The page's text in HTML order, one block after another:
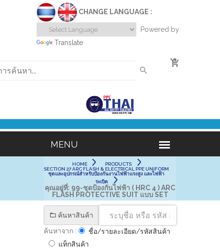
CHANGE LANGUAGE :
Powered by
Translate
0
HOME
PRODUCTS
SECTION 27 ARC FLASH & ELECTRICAL PPE UNIFORM
ชุดและอุปกรณ์สำหรับป้องกันงานไฟฟ้าแรงสูง และไฟฟ้า
ระเบิด
คุณอยู่ที่: 99-ชุดป้องกันไฟฟ้า ( HRC 4 ) ARC
FLASH PROTECTIVE SUIT แบบ SET
ค้นหาสินค้า
ค้นหาจาก :
ชื่อ/รายละเอียด/รหัสสินค้า
แท็กสินค้า